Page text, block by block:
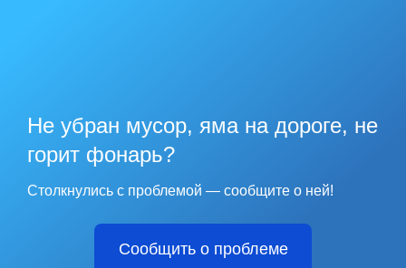
Не убран мусор, яма на дороге, не
горит фонарь?
Столкнулись с проблемой — сообщите о ней!
Сообщить о проблеме